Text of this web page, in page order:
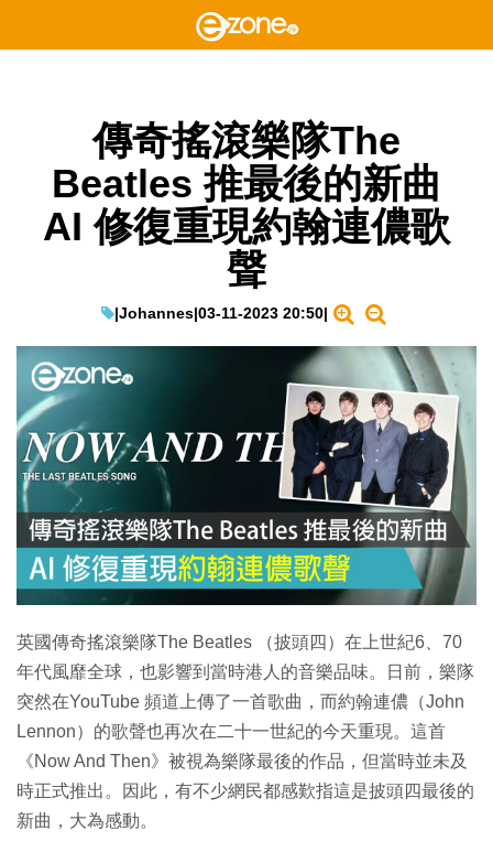
傳奇搖滾樂隊The
Beatles 推最後的新曲
AI 修復重現約翰連儂歌
聲
|Johannes|03-11-2023 20:50|
英國傳奇搖滾樂隊The Beatles （披頭四）在上世紀6、70
年代風靡全球，也影響到當時港人的音樂品味。日前，樂隊
突然在YouTube 頻道上傳了一首歌曲，而約翰連儂（John
Lennon）的歌聲也再次在二十一世紀的今天重現。這首
《Now And Then》被視為樂隊最後的作品，但當時並未及
時正式推出。因此，有不少網民都感歎指這是披頭四最後的
新曲，大為感動。